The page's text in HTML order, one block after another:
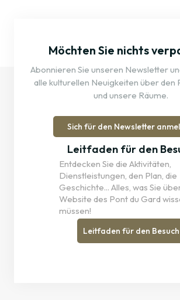
Möchten Sie nichts
Abonnieren Sie unseren Newsletter
alle kulturellen Neuigkeiten über den
und unsere Räume.
Sich für den Newsletter
Leitfaden für den
Entdecken Sie die Aktivitäten,
Dienstleistungen, den Plan, die
Geschichte... Alles, was Sie
Website des Pont du Gard
müssen!
Leitfaden für den Besuch